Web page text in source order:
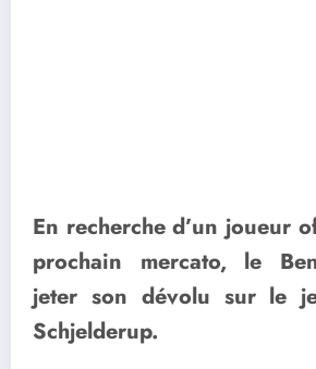
En recherche d’un joueur
prochain mercato, le
jeter son dévolu sur le
Schjelderup.